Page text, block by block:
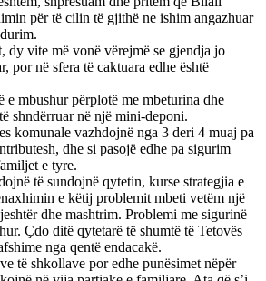
për të cilin të gjithë ne ishim angazhuar
dy vite më vonë vërejmë se gjendja jo
por në sfera të caktuara edhe është
e mbushur përplotë me mbeturina dhe
shndërruar në një mini-deponi.
komunale vazhdojnë nga 3 deri 4 muaj pa
dhe si pasojë edhe pa sigurim
e tyre.
të sundojnë qytetin, kurse strategjia e
e këtij problemit mbeti vetëm një
dhe mashtrim. Problemi me sigurinë
Çdo ditë qytetarë të shumtë të Tetovës
nga qentë endacakë.
të shkollave por edhe punësimet nëpër